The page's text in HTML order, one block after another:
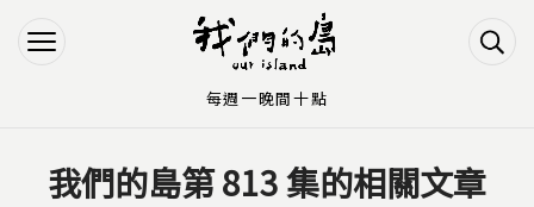
Jump to Navigation
Jump to Main content
您在這裡
我們的島第 813 集的相關文章
每週一晚間十點